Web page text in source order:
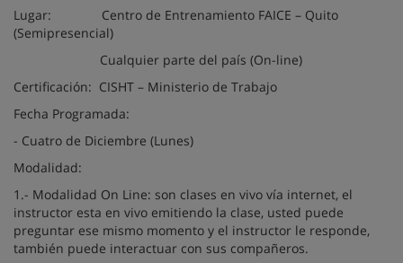
Lugar: Centro de Entrenamiento FAICE – Quito
(Semipresencial)
Cualquier parte del país (On-line)
Certificación: CISHT – Ministerio de Trabajo
Fecha Programada:
- Cuatro de Diciembre (Lunes)
Modalidad:
1.- Modalidad On Line: son clases en vivo vía internet, el
instructor esta en vivo emitiendo la clase, usted puede
preguntar ese mismo momento y el instructor le responde,
también puede interactuar con sus compañeros.